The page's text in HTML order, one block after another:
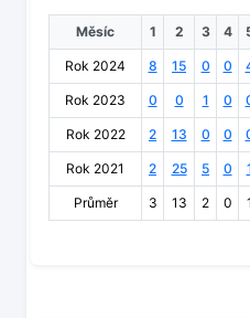
Měsíc 1 2 3 4
Rok 2024 8 15 0 0
Rok 2023 0 0 1 0
Rok 2022 2 13 0 0
Rok 2021 2 25 5 0
Průměr 3 13 2 0 1